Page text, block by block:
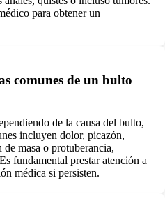
para obtener un
comunes de un bulto
de la causa del bulto,
incluyen dolor, picazón,
de masa o protuberancia,
fundamental prestar atención a
médica si persisten.